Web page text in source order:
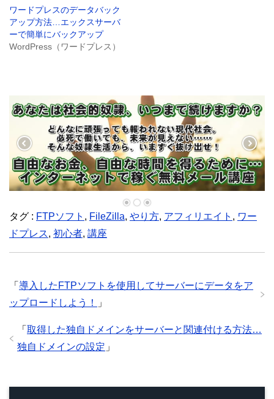
し
い
ウ
ィ
ン
ド
ウ
ワードプレスのデータバック
アップ方法…エックスサーバ
ーで簡単にバックアップ
WordPress（ワードプレス）
タグ : FTPソフト , FileZilla, やり方, アフィリエイト , ワー
ドプレス, 初心者, 講座
「 導入したFTPソフトを使用してサーバーにデータをア
ップロードしよう！
」
「 取得した独自ドメインをサーバーと関連付ける方法…
独自ドメインの設定 」